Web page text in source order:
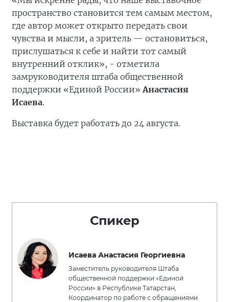
пространство становится тем самым местом,
где автор может открыто передать свои
чувства и мысли, а зритель — остановиться,
прислушаться к себе и найти тот самый
внутренний отклик», - отметила
замруководителя штаба общественной
поддержки «Единой России»Анастасия
Исаева.
Выставка будет работать до 24 августа.
Спикер
Исаева Анастасия Георгиевна
Заместитель руководителя Штаба
общественной поддержки «Единой
России» в Республике Татарстан,
Координатор по работе с обращениями